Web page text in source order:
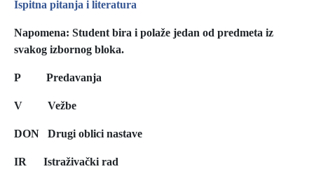
Ispitna pitanja i literatura
Napomena: Student bira i polaže jedan od predmeta iz
svakog izbornog bloka.
P Predavanja
V Vežbe
DON Drugi oblici nastave
IR Istraživački rad